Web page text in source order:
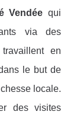
Vendée qui
via des
en
le but de
locale.
des visites